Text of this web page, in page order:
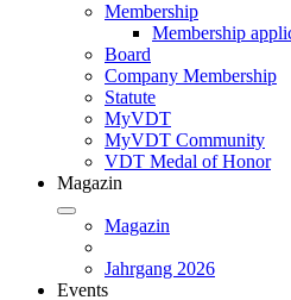
Membership
Membership
Board
Company Membership
Statute
MyVDT
MyVDT Community
VDT Medal of Honor
Magazin
Magazin
Jahrgang 2026
Events